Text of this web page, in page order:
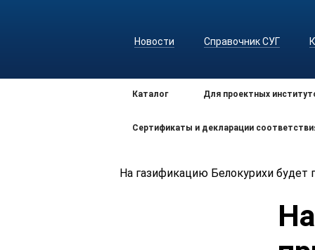
Новости Справочник СУГ
Каталог Для проектных
Сертификаты и декларации
На газификацию Белокурихи будет